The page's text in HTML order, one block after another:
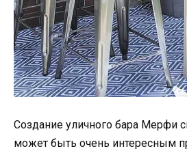
Создание уличного бара Мерфи
может быть очень интересным